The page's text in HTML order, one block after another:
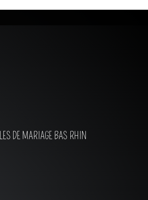
DE MARIAGE BAS RHIN